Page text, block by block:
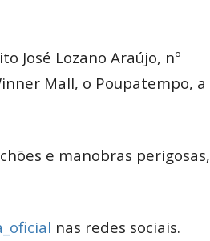
José Lozano Araújo, nº
Mall, o Poupatempo, a
e manobras perigosas,
nas redes sociais.